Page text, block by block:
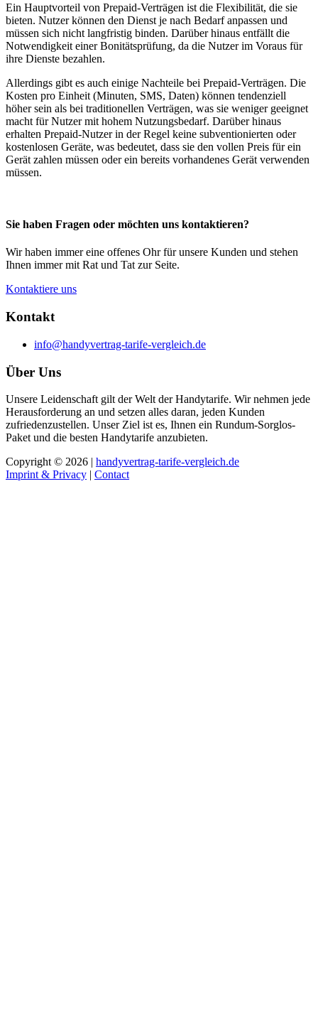
Ein Hauptvorteil von Prepaid-Verträgen ist die Flexibilität, die sie
bieten. Nutzer können den Dienst je nach Bedarf anpassen und
müssen sich nicht langfristig binden. Darüber hinaus entfällt die
Notwendigkeit einer Bonitätsprüfung, da die Nutzer im Voraus für
ihre Dienste bezahlen.
Allerdings gibt es auch einige Nachteile bei Prepaid-Verträgen. Die
Kosten pro Einheit (Minuten, SMS, Daten) können tendenziell
höher sein als bei traditionellen Verträgen, was sie weniger geeignet
macht für Nutzer mit hohem Nutzungsbedarf. Darüber hinaus
erhalten Prepaid-Nutzer in der Regel keine subventionierten oder
kostenlosen Geräte, was bedeutet, dass sie den vollen Preis für ein
Gerät zahlen müssen oder ein bereits vorhandenes Gerät verwenden
müssen.
Sie haben Fragen oder möchten uns kontaktieren?
Wir haben immer eine offenes Ohr für unsere Kunden und stehen
Ihnen immer mit Rat und Tat zur Seite.
Kontaktiere uns
Kontakt
info@handyvertrag-tarife-vergleich.de
Über Uns
Unsere Leidenschaft gilt der Welt der Handytarife. Wir nehmen jede
Herausforderung an und setzen alles daran, jeden Kunden
zufriedenzustellen. Unser Ziel ist es, Ihnen ein Rundum-Sorglos-
Paket und die besten Handytarife anzubieten.
Copyright © 2026 | handyvertrag-tarife-vergleich.de
Imprint & Privacy | Contact